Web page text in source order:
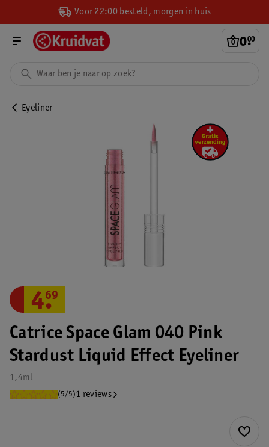
Voor 22:00 besteld, morgen in huis
0.
00
Eyeliner
Catrice Space Glam 040 Pink
Stardust Liquid Effect Eyeliner
1,4ml
(5/5)1 reviews
4.
69